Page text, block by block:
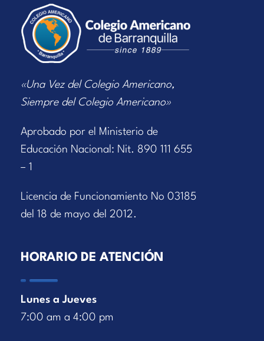
«Una Vez del Colegio Americano,
Siempre del Colegio Americano»
Aprobado por el Ministerio de
Educación Nacional: Nit. 890 111 655
– 1
Licencia de Funcionamiento No 03185
del 18 de mayo del 2012.
HORARIO DE ATENCIÓN
Lunes a Jueves
7:00 am a 4:00 pm